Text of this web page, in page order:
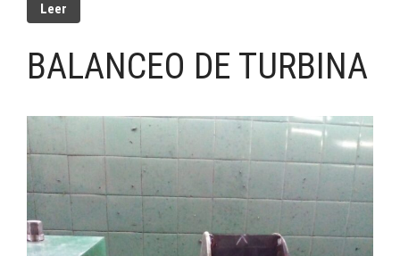
Leer
BALANCEO DE TURBINA